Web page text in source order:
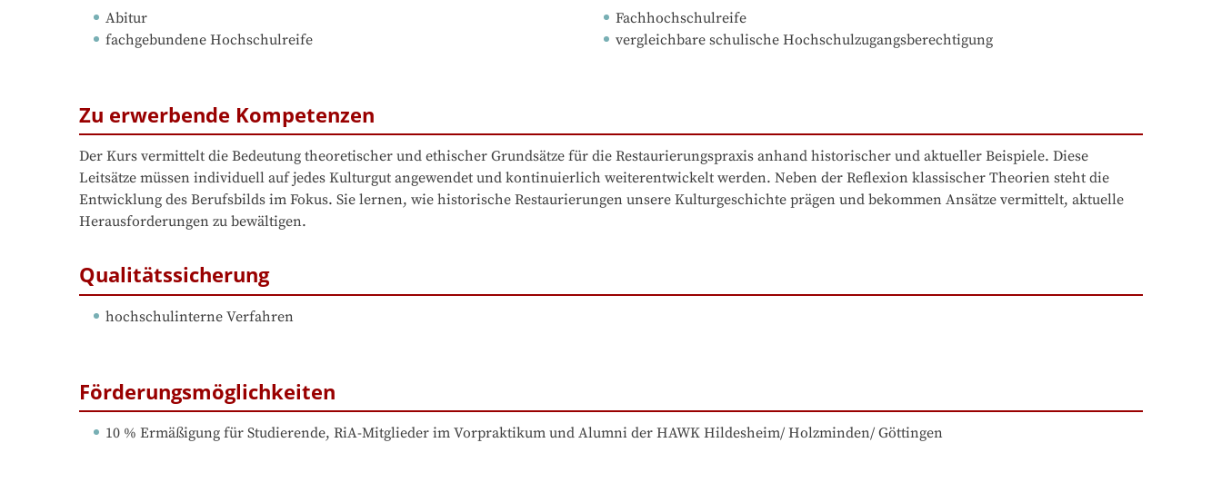
Abitur
Fachhochschulreife
fachgebundene Hochschulreife
vergleichbare schulische Hochschulzugangsberechtigung
Zu erwerbende Kompetenzen
Der Kurs vermittelt die Bedeutung theoretischer und ethischer Grundsätze für die Restaurierungspraxis anhand historischer und aktueller Beispiele. Diese
Leitsätze müssen individuell auf jedes Kulturgut angewendet und kontinuierlich weiterentwickelt werden. Neben der Reflexion klassischer Theorien steht die
Entwicklung des Berufsbilds im Fokus. Sie lernen, wie historische Restaurierungen unsere Kulturgeschichte prägen und bekommen Ansätze vermittelt, aktuelle
Herausforderungen zu bewältigen.
Qualitätssicherung
hochschulinterne Verfahren
Förderungsmöglichkeiten
10 % Ermäßigung für Studierende, RiA-Mitglieder im Vorpraktikum und Alumni der HAWK Hildesheim/ Holzminden/ Göttingen